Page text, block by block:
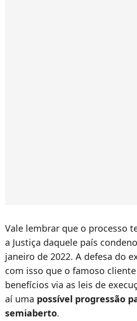
Vale lembrar que o processo
a Justiça daquele país
janeiro de 2022. A defesa do
com isso que o famoso
benefícios via as leis de
aí uma possível progressão
semiaberto.